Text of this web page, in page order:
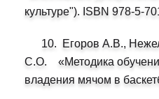
культуре"). ISBN 978-5-
10. Егоров А.В.,
С.О. «Методика
владения мячом в